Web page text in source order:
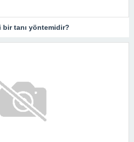
bir tanı yöntemidir?